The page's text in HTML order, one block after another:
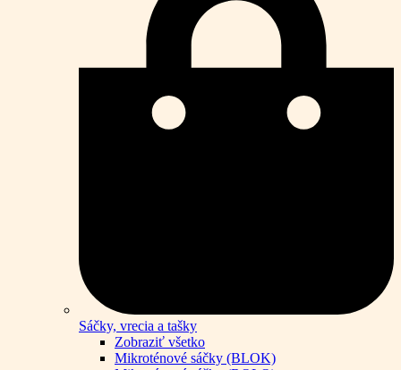
Sáčky, vrecia a tašky
Zobraziť všetko
Mikroténové sáčky (BLOK)